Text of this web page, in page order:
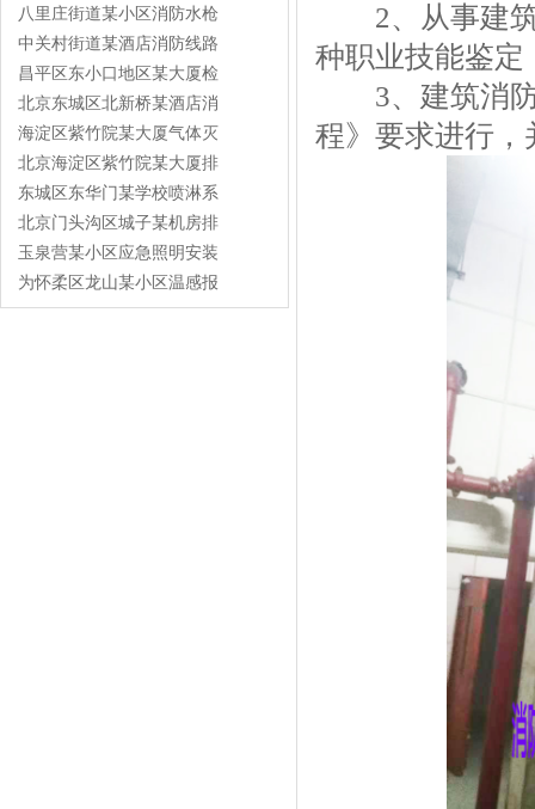
八里庄街道某小区消防水枪
中关村街道某酒店消防线路
昌平区东小口地区某大厦检
北京东城区北新桥某酒店消
海淀区紫竹院某大厦气体灭
北京海淀区紫竹院某大厦排
东城区东华门某学校喷淋系
北京门头沟区城子某机房排
玉泉营某小区应急照明安装
为怀柔区龙山某小区温感报
2、从事建筑
种职业技能鉴定
3、建筑消防
程》要求进行，